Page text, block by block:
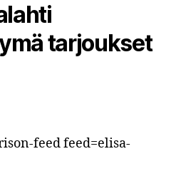
tarjoukset
feed feed=elisa-